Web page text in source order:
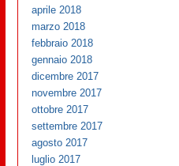
aprile 2018
marzo 2018
febbraio 2018
gennaio 2018
dicembre 2017
novembre 2017
ottobre 2017
settembre 2017
agosto 2017
luglio 2017